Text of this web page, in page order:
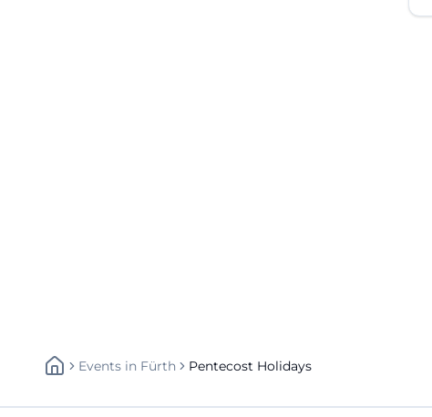
Events In Fürth Pentecost Holidays